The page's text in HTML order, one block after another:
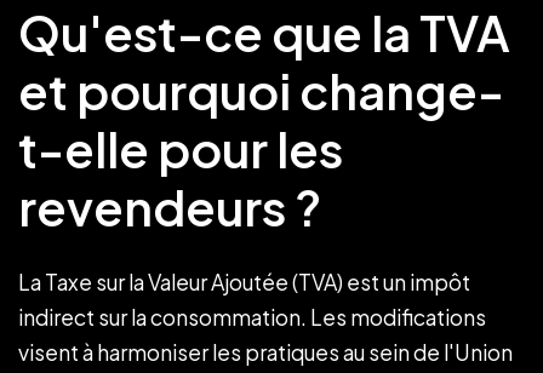
Qu'est-ce que la TVA
et pourquoi change-
t-elle pour les
revendeurs ?
La Taxe sur la Valeur Ajoutée (TVA) est un impôt
indirect sur la consommation. Les modifications
visent à harmoniser les pratiques au sein de l'Union